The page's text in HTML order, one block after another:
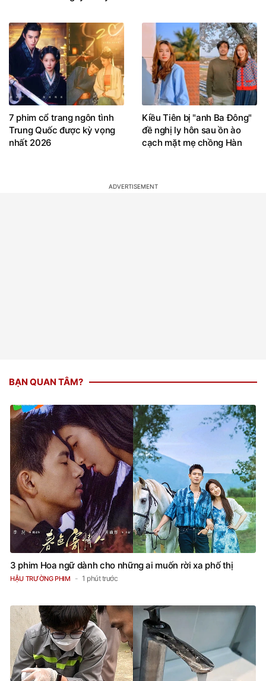
7 phim cổ trang ngôn tình
Trung Quốc được kỳ vọng
nhất 2026
Kiều Tiên bị "anh Ba Đông"
đề nghị ly hôn sau ồn ào
cạch mặt mẹ chồng Hàn
BẠN QUAN TÂM?
3 phim Hoa ngữ dành cho những ai muốn rời xa phố thị
HẬU TRƯỜNG PHIM 1 phút trước